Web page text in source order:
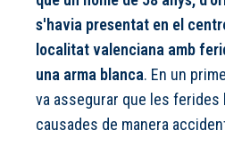
s'havia presentat en el
localitat valenciana amb
una arma blanca. En un
va assegurar que les ferides
causades de manera